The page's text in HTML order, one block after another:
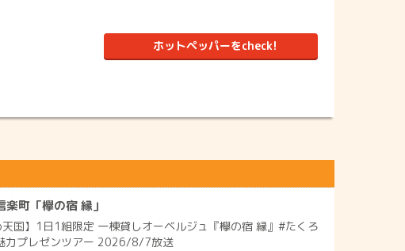
ホットペッパーをcheck!
楽町「欅の宿 縁」
天国】1日1組限定 一棟貸しオーベルジュ『欅の宿 縁』#たくろ
力プレゼンツアー 2026/8/7放送